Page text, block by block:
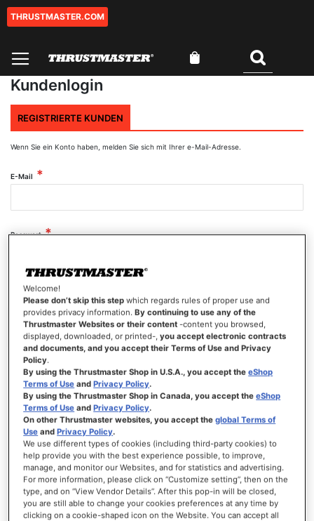
Zum
THRUSTMASTER.COM
Mein Warenkorb
Kundenlogin
REGISTRIERTE KUNDEN
Wenn Sie ein Konto haben, melden Sie sich mit Ihrer e-Mail-Adresse.
E-Mail
Passwort
Passwort anzeigen
ANMELDEN
Passwort vergessen?
NEUE KUNDEN
Ihre Anmeldung hat viele Vorteile: schnellerer Bestellvorgang, speichern von mehreren
Adressen, Sendungsverfolgung und vieles mehr.
Welcome!
Please don’t skip this step which regards rules of proper use and
provides privacy information.By continuing to use any of the
Thrustmaster Websites or their content -content you browsed,
displayed, downloaded, or printed-,you accept electronic contracts
and documents, and you accept their Terms of Use and Privacy
Policy.
By using the Thrustmaster Shop in U.S.A., you accept theeShop
Terms of Use andPrivacy Policy.
By using the Thrustmaster Shop in Canada, you accept theeShop
Terms of Use andPrivacy Policy.
On other Thrustmaster websites, you accept theglobal Terms of
Use andPrivacy Policy.
We use different types of cookies (including third-party cookies) to
help provide you with the best experience possible, to improve,
manage, and monitor our Websites, and for statistics and advertising.
For more information, please click on “Customize setting”, then on the
type, and on “View Vendor Details”. After this pop-in will be closed,
you are still able to change your cookies preferences at any time by
clicking on a cookie-shaped icon on the Website. You can accept all